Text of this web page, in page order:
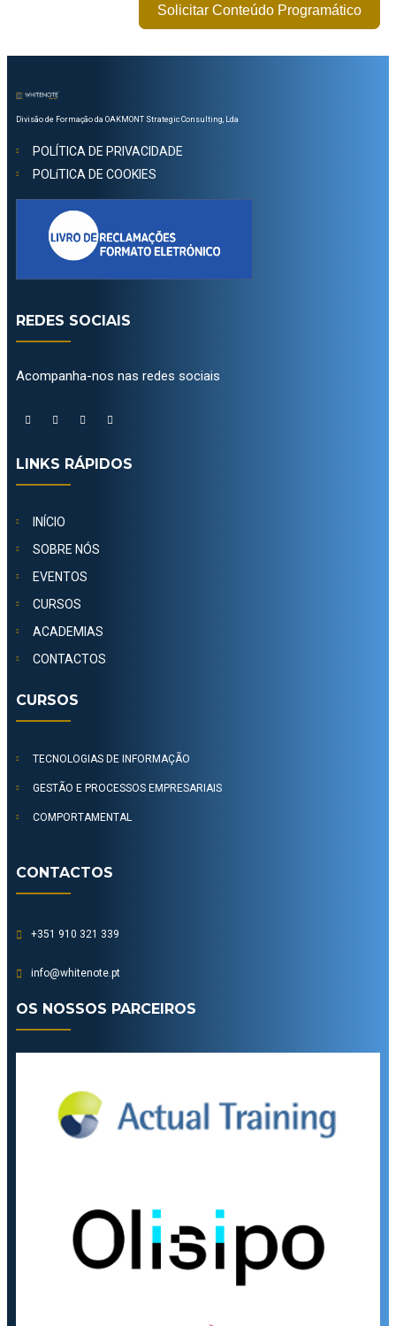
Solicitar Conteúdo Programático
Divisão de Formação da OAKMONT Strategic Consulting, Lda
POLÍTICA DE PRIVACIDADE
POLíTICA DE COOKIES
REDES SOCIAIS
Acompanha-nos nas redes sociais
LINKS RÁPIDOS
INÍCIO
SOBRE NÓS
EVENTOS
CURSOS
ACADEMIAS
CONTACTOS
CURSOS
TECNOLOGIAS DE INFORMAÇÃO
GESTÃO E PROCESSOS EMPRESARIAIS
COMPORTAMENTAL
CONTACTOS
+351 910 321 339
info@whitenote.pt
OS NOSSOS PARCEIROS